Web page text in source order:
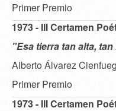
Primer Premio
1973 - III Certamen
"Esa tierra tan alta,
Alberto Álvarez
Primer Premio
1973 - III Certamen